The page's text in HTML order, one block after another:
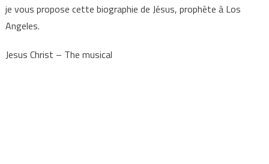
je vous propose cette biographie de Jésus, prophète à Los
Angeles.
Jesus Christ – The musical